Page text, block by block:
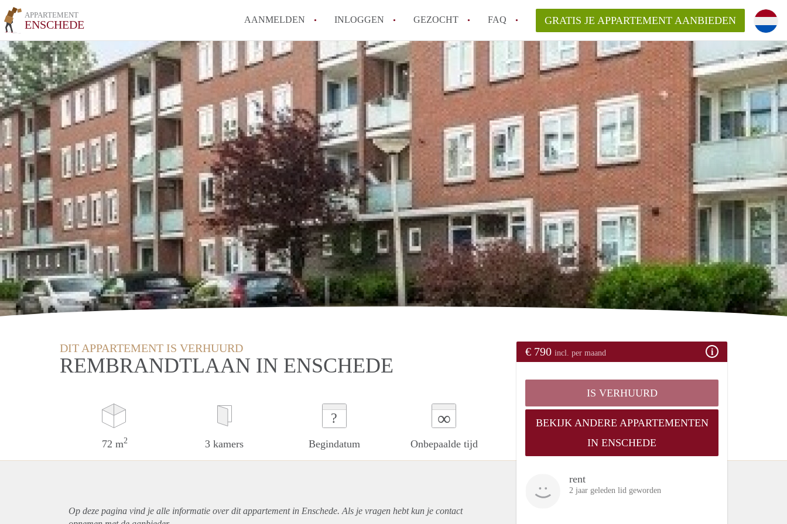
APPARTEMENT
ENSCHEDE AANMELDEN INLOGGEN GEZOCHT FAQ
How to translate AppartementEnschede!
Wat is AppartementEnschede?
Hoeveel kost het om te reageren op een Appartement in Enschede?
Wat is de privacyverklaring van AppartementEnschede?
Berekent AppartementEnschede
makelaarsvergoeding/bemiddelingsvergoeding?
Alle veelgestelde vragen
GRATIS JE APPARTEMENT AANBIEDEN
DIT APPARTEMENT IS VERHUURD
REMBRANDTLAAN IN ENSCHEDE
72 m2 3 kamers
?
Begindatum
∞
Onbepaalde tijd
€ 790 incl. per maand
IS VERHUURD
BEKIJK ANDERE APPARTEMENTEN
IN ENSCHEDE
rent
2 jaar geleden lid geworden
Op deze pagina vind je alle informatie over ditappartementin Enschede. Als je vragen hebt kun je contact